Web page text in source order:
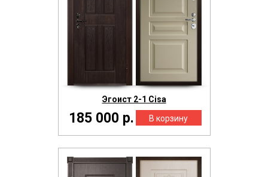
Эгоист 2-1 Cisa
185 000 р.